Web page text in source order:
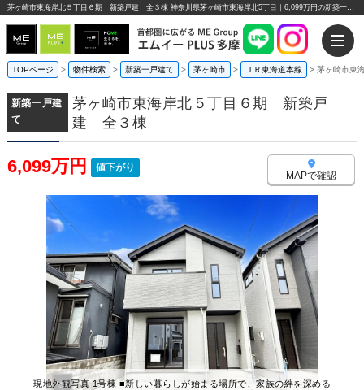
茅ヶ崎市東海岸北５丁目６期 新築戸建 全３棟 神奈川県茅ヶ崎市東海岸北5丁目｜6,099万円の新築一戸建て｜エムイーPLUS多摩
TOPページ > 物件検索 > 新築一戸建て > 茅ヶ崎市 > ＪＲ東海道本線 > 茅ヶ崎市東
新築一戸建
て
茅ヶ崎市東海岸北５丁目６期 新築戸
建 全３棟
6,099万円 値下がり
MAPで確認
現地外観写真 1号棟 ■新しい暮らしが始まる場所で、家族の絆を深める